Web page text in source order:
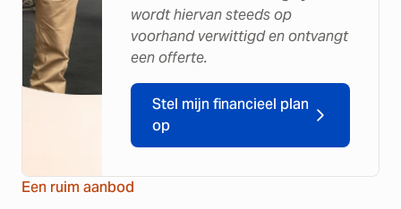
wordt hiervan steeds op
voorhand verwittigd en ontvangt
een offerte.
Stel mijn financieel plan
op
Een ruim aanbod